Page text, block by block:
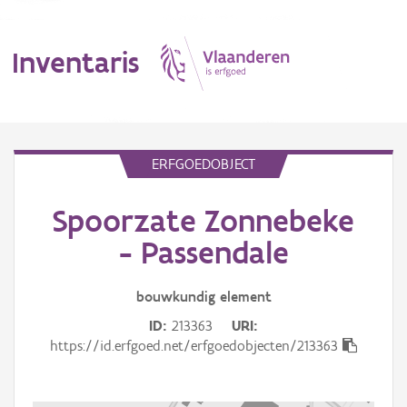
Inventaris
Erfgoedobject
ERFGOEDOBJECT
Spoorzate Zonnebeke
- Passendale
bouwkundig element
ID 213363
URI
https://id.erfgoed.net/erfgoedobjecten/213363